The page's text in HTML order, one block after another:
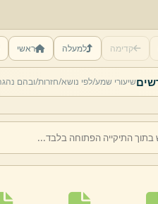
קדימה למעלה ראשי
שיעורי שמע/לפי נושא/חזרות/ובהם